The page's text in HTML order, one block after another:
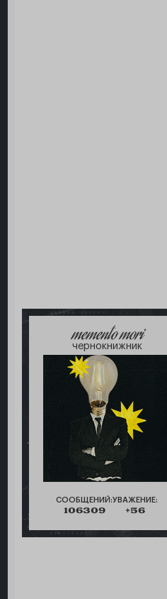
memento mori
чернокнижник
СООБЩЕНИЙ:
106309
УВАЖЕНИЕ:
+56